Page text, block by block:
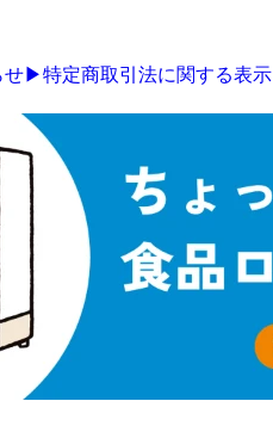
せ▶特定商取引法に関する表示